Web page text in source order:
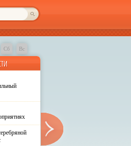
Сб Вс